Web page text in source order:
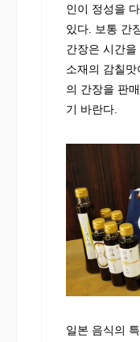
인이 정성을
있다. 보통 간
간장은 시간
소재의 감칠
의 간장을 판
기 바란다.
일본 음식의